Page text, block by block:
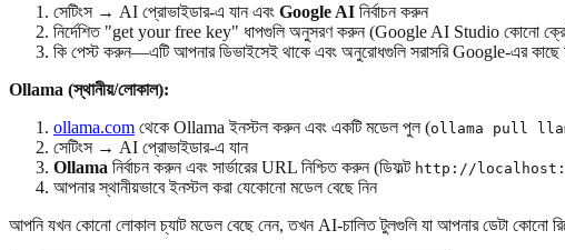
সেটিংস → AI প্রোভাইডার-এ যান এবং Google AI নির্বাচন করুন
নির্দেশিত "get your free key" ধাপগুলি অনুসরণ করুন (Google AI Studio কোনো
কি পেস্ট করুন—এটি আপনার ডিভাইসেই থাকে এবং অনুরোধগুলি সরাসরি Google-এর কাছে
Ollama (স্থানীয়/লোকাল):
ollama.com থেকে Ollama ইনস্টল করুন এবং একটি মডেল পুল (ollama pull
সেটিংস → AI প্রোভাইডার-এ যান
Ollama নির্বাচন করুন এবং সার্ভারের URL নিশ্চিত করুন (ডিফল্ট http://
আপনার স্থানীয়ভাবে ইনস্টল করা যেকোনো মডেল বেছে নিন
আপনি যখন কোনো লোকাল চ্যাট মডেল বেছে নেন, তখন AI-চালিত টুলগুলি যা আপনার ডেটা কোনো